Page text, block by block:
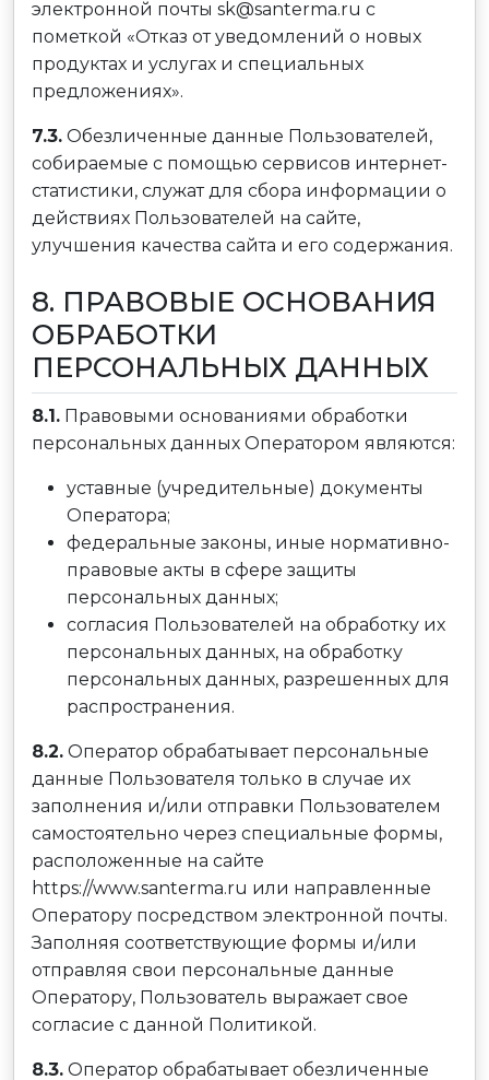
электронной почты sk@santerma.ru с
пометкой «Отказ от уведомлений о новых
продуктах и услугах и специальных
предложениях».
7.3. Обезличенные данные Пользователей,
собираемые с помощью сервисов интернет-
статистики, служат для сбора информации о
действиях Пользователей на сайте,
улучшения качества сайта и его содержания.
8. ПРАВОВЫЕ ОСНОВАНИЯ
ОБРАБОТКИ
ПЕРСОНАЛЬНЫХ ДАННЫХ
8.1. Правовыми основаниями обработки
персональных данных Оператором являются:
уставные (учредительные) документы
Оператора;
федеральные законы, иные нормативно-
правовые акты в сфере защиты
персональных данных;
согласия Пользователей на обработку их
персональных данных, на обработку
персональных данных, разрешенных для
распространения.
8.2. Оператор обрабатывает персональные
данные Пользователя только в случае их
заполнения и/или отправки Пользователем
самостоятельно через специальные формы,
расположенные на сайте
https://www.santerma.ru или направленные
Оператору посредством электронной почты.
Заполняя соответствующие формы и/или
отправляя свои персональные данные
Оператору, Пользователь выражает свое
согласие с данной Политикой.
8.3. Оператор обрабатывает обезличенные